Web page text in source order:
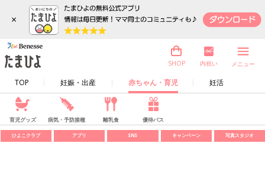
×
TOP 妊娠・出産 赤ちゃん・育児 妊活
SHOP 内祝い メニュー
育児グッズ 病気・予防接種 離乳食 優待パス
ひよこクラブ アプリ SNS キャンペーン 写真スタジオ